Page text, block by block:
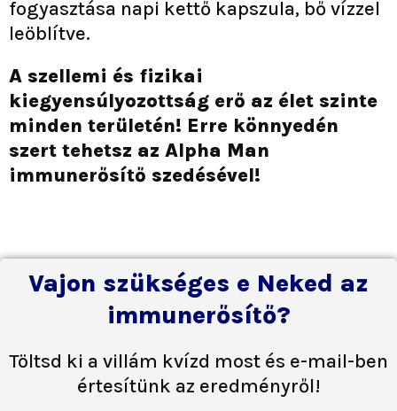
fogyasztása napi kettő kapszula, bő vízzel
leöblítve.
A szellemi és fizikai
kiegyensúlyozottság erő az élet szinte
minden területén! Erre könnyedén
szert tehetsz az Alpha Man
immunerősítő szedésével!
Vajon szükséges e Neked az
immunerősítő?
Töltsd ki a villám kvízd most és e-mail-ben
értesítünk az eredményről!